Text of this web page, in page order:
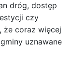
dróg, dostęp
czy
że coraz więcej
uznawane